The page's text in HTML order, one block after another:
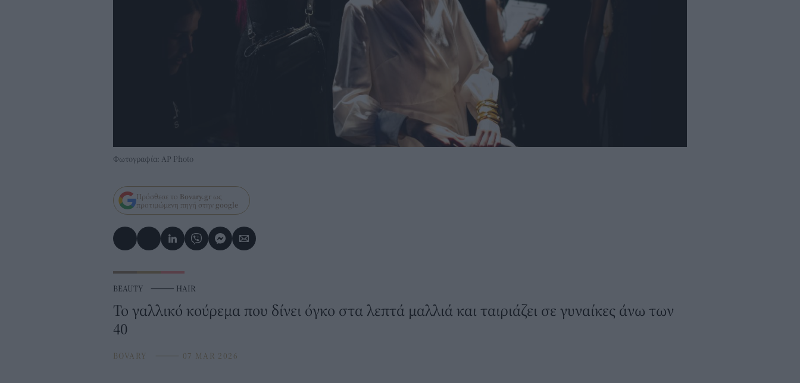
Φωτογραφία: AP Photo
Πρόσθεσε το Bovary.gr ως
προτιμώμενη πηγή στην google
BEAUTY ⸻ HAIR
Το γαλλικό κούρεμα που δίνει όγκο στα λεπτά μαλλιά και ταιριάζει σε γυναίκες άνω των
40
BOVARY ⸻ 07 MAR 2026